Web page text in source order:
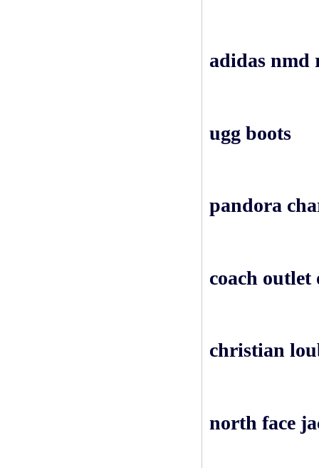
adidas nmd
ugg boots
pandora
coach outlet
christian
north face